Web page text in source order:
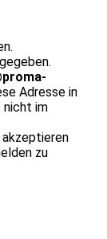
Adresse in
nicht im
zu